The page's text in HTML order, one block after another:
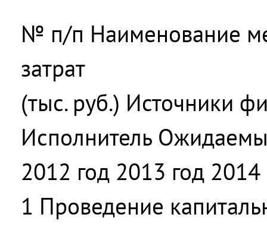
№ п/п Наименование
затрат
(тыс. руб.) Источники
Исполнитель
2012 год 2013 год 2014
1 Проведение